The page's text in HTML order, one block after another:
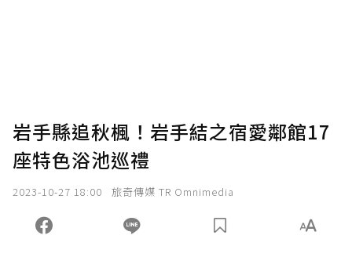
岩手縣追秋楓！岩手結之宿愛鄰館17
座特色浴池巡禮
2023-10-27 18:00 旅奇傳媒 TR Omnimedia